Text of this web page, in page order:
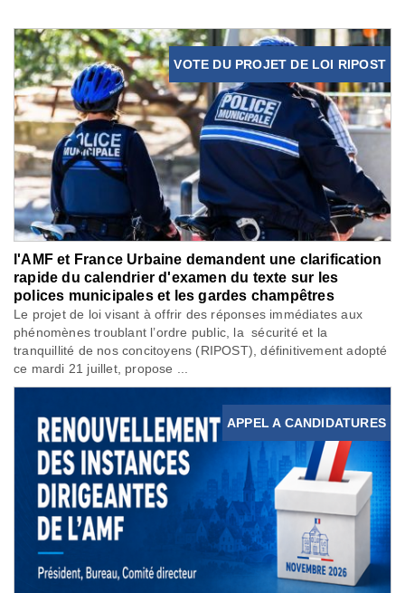
VOTE DU PROJET DE LOI RIPOST
l'AMF et France Urbaine demandent une clarification
rapide du calendrier d'examen du texte sur les
polices municipales et les gardes champêtres
Le projet de loi visant à offrir des réponses immédiates aux
phénomènes troublant l’ordre public, la sécurité et la
tranquillité de nos concitoyens (RIPOST), définitivement adopté
ce mardi 21 juillet, propose ...
APPEL A CANDIDATURES